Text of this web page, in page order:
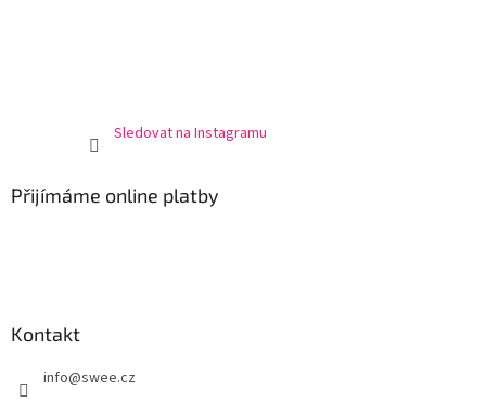
Sledovat na Instagramu
Přijímáme online platby
Kontakt
info@swee.cz